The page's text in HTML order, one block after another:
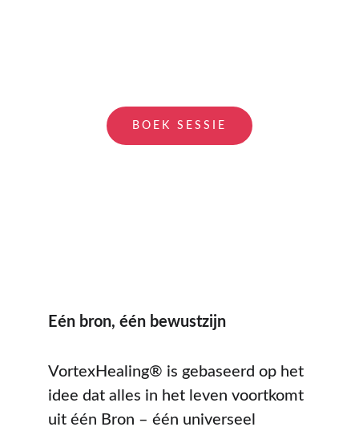
BOEK SESSIE
Eén bron, één bewustzijn
VortexHealing® is gebaseerd op het
idee dat alles in het leven voortkomt
uit één Bron – één universeel